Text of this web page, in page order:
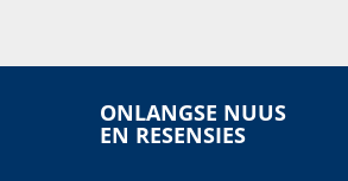
ONLANGSE NUUS
EN RESENSIES